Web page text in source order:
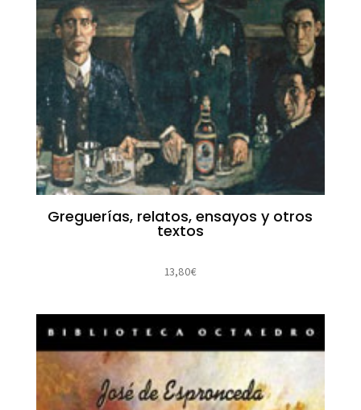
Greguerías, relatos, ensayos y otros
textos
13,80€